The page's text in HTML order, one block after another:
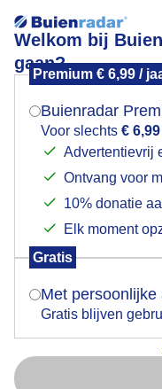
Welkom bij
gaan?
Premium € 6,99 /
Buienradar
Voor slechts €
Advertentievrij
Ontvang voor
10% donatie
Elk moment
Gratis
Met persoonlijke
Gratis blijven
Nestelen?
Door: Ria Luttikhold
Mogen we je
Indien je hier nog
verschijnt er zo
Is
Nu